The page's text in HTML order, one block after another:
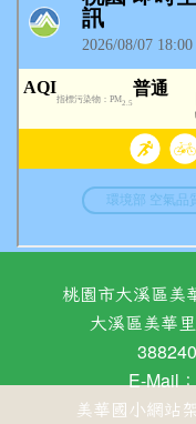
桃園市大溪區美
大溪區美華
E-Mail：
美華國小網站